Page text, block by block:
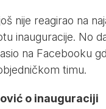
nije reagirao na
inauguracije. No
na Facebooku
timu.
o inauguraciji